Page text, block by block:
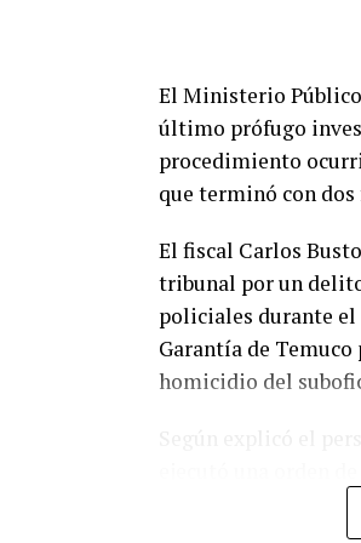
Entre las
de agua, el uso de
afectar zonas
para el tránsito.
Finalmente,
privilegiar el uso de
trasladar
El Ministerio
último prófugo
procedimiento
que terminó con dos
El fiscal Carlos
tribunal por un
policiales durante el
Garantía de
homicidio del
donde se
resistencia